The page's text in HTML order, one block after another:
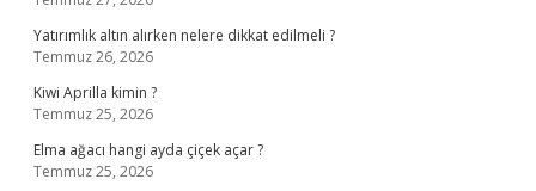
Yatırımlık altın alırken nelere dikkat edilmeli ?
Temmuz 26, 2026
Kiwi Aprilla kimin ?
Temmuz 25, 2026
Elma ağacı hangi ayda çiçek açar ?
Temmuz 25, 2026